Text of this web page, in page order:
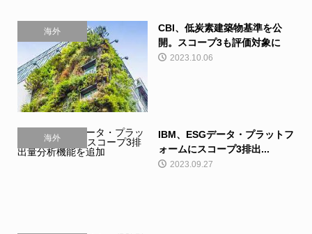
海外
CBI、低炭素建築物基準を公
開。スコープ3も評価対象に
2023.10.06
海外
IBM、ESGデータ・プラットフ
ォームにスコープ3排出...
2023.09.27